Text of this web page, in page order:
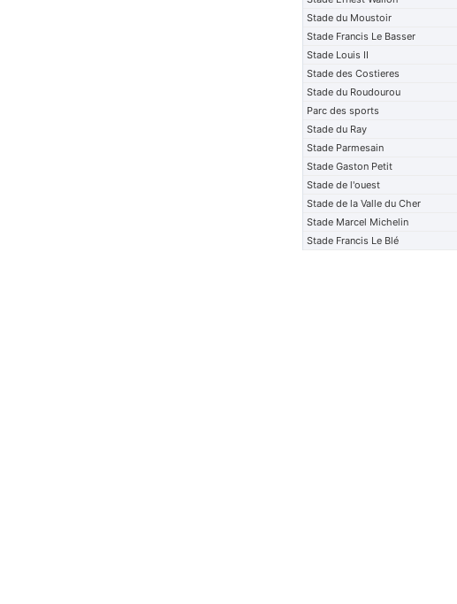
Stade du Moustoir
Stade Francis Le Basser
Stade Louis II
Stade des Costieres
Stade du Roudourou
Parc des sports
Stade du Ray
Stade Parmesain
Stade Gaston Petit
Stade de l'ouest
Stade de la Valle du Cher
Stade Marcel Michelin
Stade Francis Le Blé